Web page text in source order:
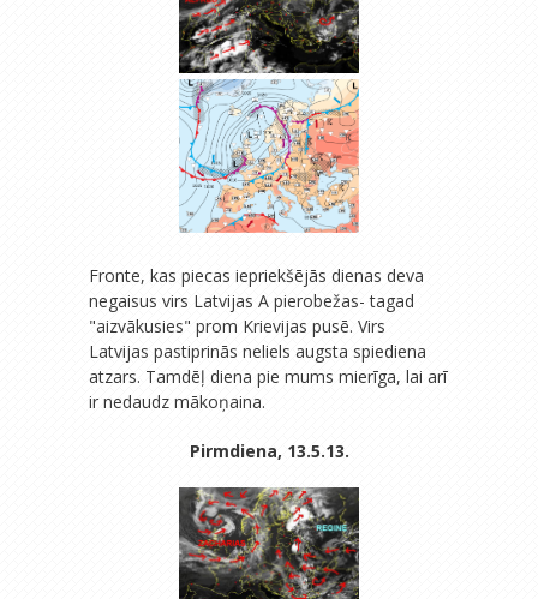
Fronte, kas piecas iepriekšējās dienas deva
negaisus virs Latvijas A pierobežas- tagad
"aizvākusies" prom Krievijas pusē. Virs
Latvijas pastiprinās neliels augsta spiediena
atzars. Tamdēļ diena pie mums mierīga, lai arī
ir nedaudz mākoņaina.
Pirmdiena, 13.5.13.